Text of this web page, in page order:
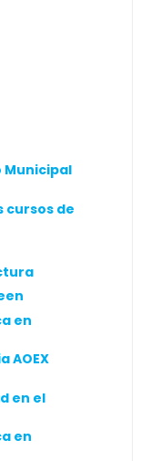
Municipal
cursos de
en
AOEX
en el
en